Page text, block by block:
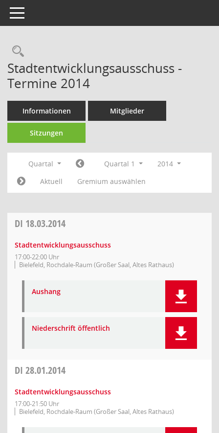
Toggle navigation
Rechercheauswahl
Stadtentwicklungsausschuss -
Termine 2014
Informationen Mitglieder
Sitzungen
Quartal Quartal 1
2014
Aktuell
Gremium auswählen
DI 18.03.2014
Stadtentwicklungsausschuss
17:00-22:00 Uhr
Bielefeld, Rochdale-Raum (Großer Saal, Altes Rathaus)
Aushang
Niederschrift öffentlich
DI 28.01.2014
Stadtentwicklungsausschuss
17:00-21:50 Uhr
Bielefeld, Rochdale-Raum (Großer Saal, Altes Rathaus)